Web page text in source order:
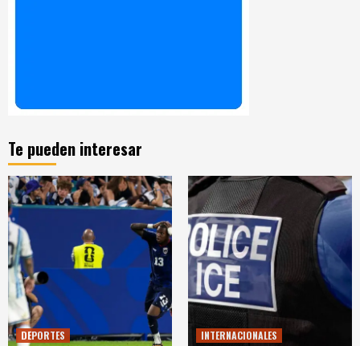
Te pueden interesar
DEPORTES INTERNACIONALES